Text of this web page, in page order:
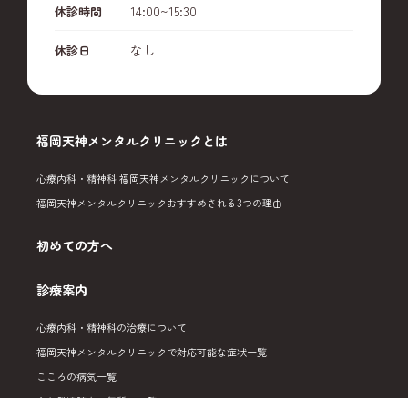
休診時間 14:00~15:30
休診日 なし
福岡天神メンタルクリニックとは
心療内科・精神科 福岡天神メンタルクリニックについて
福岡天神メンタルクリニックおすすめされる3つの理由
初めての方へ
診療案内
心療内科・精神科の治療について
福岡天神メンタルクリニックで対応可能な症状一覧
こころの病気一覧